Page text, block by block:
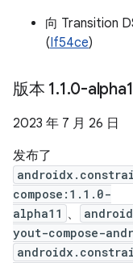
向 Transition
(If54ce)
版本 1.1.0-
2023 年 7 月 26 日
发布了
compose:1.1.0-
alpha11 、
yout-compose-